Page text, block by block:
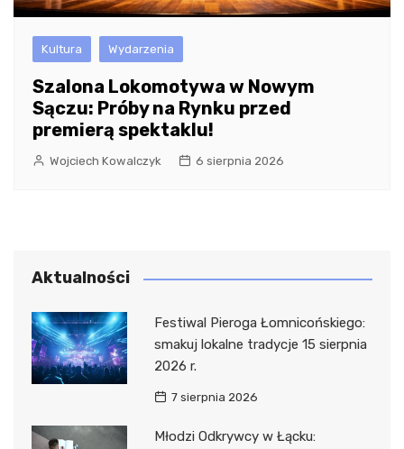
Kultura Wydarzenia
Szalona Lokomotywa w Nowym
Sączu: Próby na Rynku przed
premierą spektaklu!
Wojciech Kowalczyk 6 sierpnia 2026
Aktualności
Festiwal Pieroga Łomnicońskiego:
smakuj lokalne tradycje 15 sierpnia
2026 r.
7 sierpnia 2026
Młodzi Odkrywcy w Łącku: